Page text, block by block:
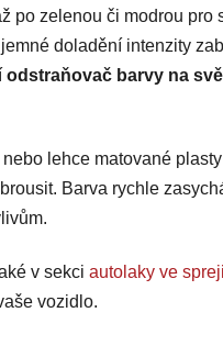
p
r
v
ý
p
u
po zelenou či modrou
doladění intenzity
odstraňovač barvy na
lehce matované
Barva rychle
v sekci autolaky ve spreji
vozidlo.